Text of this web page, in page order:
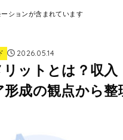
ションが含まれています
2026.05.14
ットとは？収入
形成の観点から整